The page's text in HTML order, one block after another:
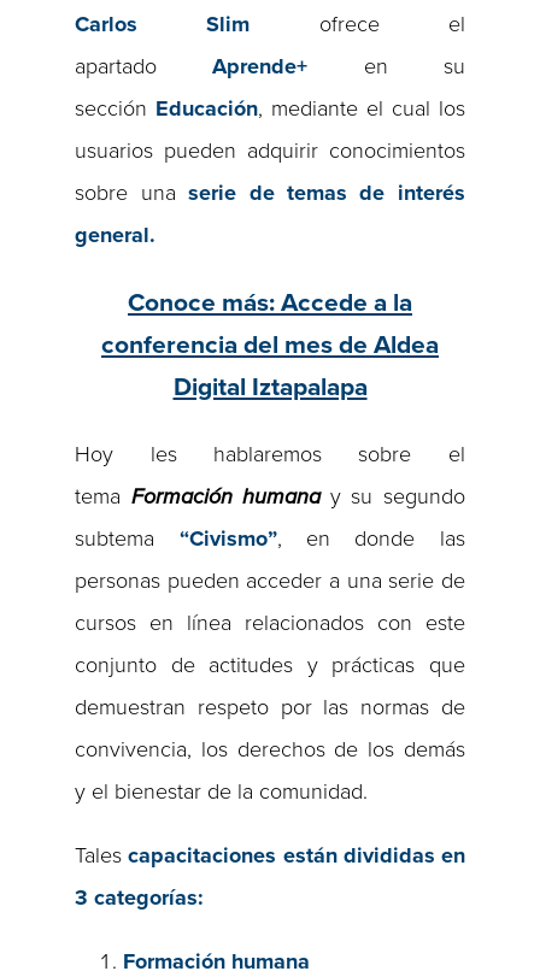
Carlos Slim ofrece el
apartadoAprende+ en su
sección Educación, mediante el cual los
usuarios pueden adquirir conocimientos
sobre unaserie de temas de interés
general.
Conoce más: Accede a la
conferencia del mes de Aldea
Digital Iztapalapa
Hoy les hablaremos sobre el
tema Formación humanay su segundo
subtema “Civismo”, en donde las
personas pueden acceder a una serie de
cursos en línea relacionados con este
conjunto de actitudes y prácticas que
demuestran respeto por las normas de
convivencia, los derechos de los demás
y el bienestar de la comunidad.
Talescapacitaciones están divididas en
3 categorías:
Formación humana